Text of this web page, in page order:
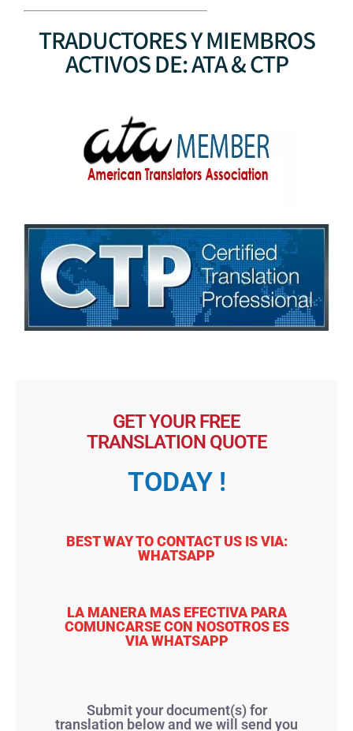
TRADUCTORES Y MIEMBROS
ACTIVOS DE: ATA & CTP
GET YOUR FREE
TRANSLATION QUOTE
TODAY !
BEST WAY TO CONTACT US IS VIA:
WHATSAPP
LA MANERA MAS EFECTIVA PARA
COMUNCARSE CON NOSOTROS ES
VIA WHATSAPP
Submit your document(s) for
translation below and we will send you